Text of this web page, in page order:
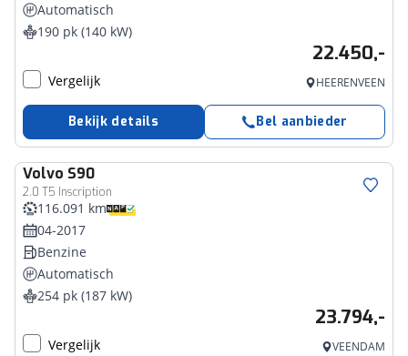
Automatisch
190 pk (140 kW)
22.450,-
Vergelijk HEERENVEEN
Bekijk details Bel aanbieder
Volvo S90
2.0 T5 Inscription
116.091 km
04-2017
Benzine
Automatisch
254 pk (187 kW)
23.794,-
Vergelijk VEENDAM